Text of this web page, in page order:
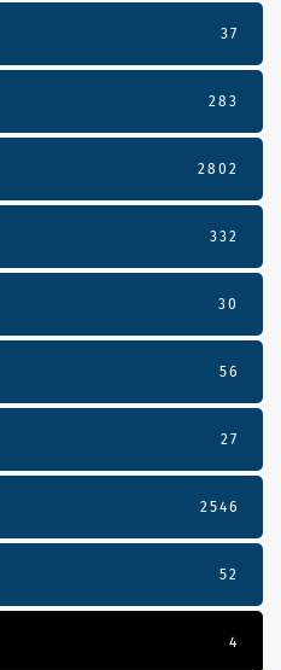
37
283
2802
332
30
56
27
2546
52
4